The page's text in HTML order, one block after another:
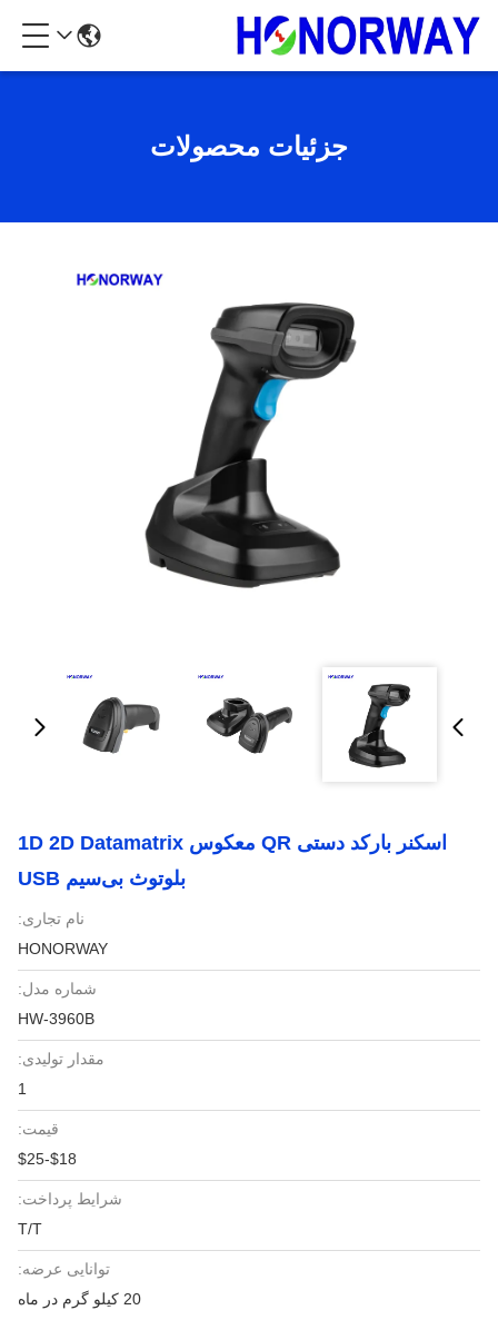
جزئیات محصولات
اسکنر بارکد دستی QR معکوس 1D 2D Datamatrix
بلوتوث بی‌سیم USB
نام تجاری:
HONORWAY
شماره مدل:
HW-3960B
مقدار تولیدی:
1
قیمت:
$18-$25
شرایط پرداخت:
T/T
توانایی عرضه:
20 کیلو گرم در ماه